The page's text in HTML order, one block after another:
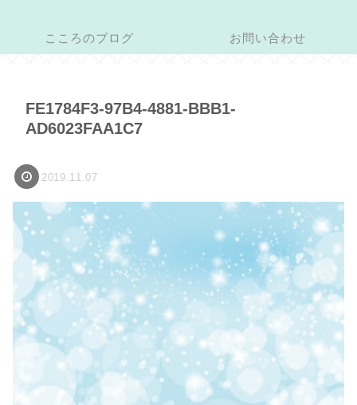
こころのブログ お問い合わせ
FE1784F3-97B4-4881-BBB1-
AD6023FAA1C7
2019.11.07